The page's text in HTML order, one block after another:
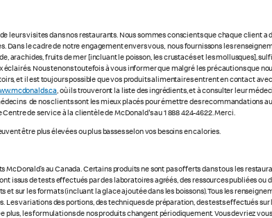
leurs visites dans nos restaurants. Nous sommes conscients que chaque client a
le cadre de notre engagement envers vous, nous fournissons les
fruits de mer [incluant le poisson, les crustacés et les mollusques],
Nous tenons toutefois à vous informer que malgré les précautions que
et il est toujours possible que vos produits alimentaires entrent en contact
, où ils trouveront la liste des ingrédients, et à consulter leur
de nos clients sont les mieux placés pour émettre des recommandations
de service à la clientèle de McDonald's au 1 888 424-4622. Merci.
être plus élevées ou plus basses selon vos besoins en calories.
au Canada. Certains produits ne sont pas offerts dans tous les
de tests effectués par des laboratoires agréés, des ressources publiées ou
sur les formats (incluant la glace ajoutée dans les boissons). Tous les
variations des portions, des techniques de préparation, des tests effectués sur
les formulations de nos produits changent périodiquement. Vous devriez